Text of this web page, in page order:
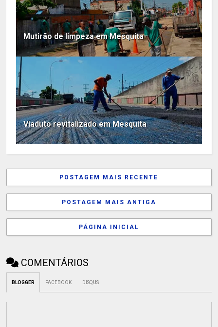
Mutirão de limpeza em Mesquita
Viaduto revitalizado em Mesquita
POSTAGEM MAIS RECENTE
POSTAGEM MAIS ANTIGA
PÁGINA INICIAL
COMENTÁRIOS
BLOGGER FACEBOOK DISQUS